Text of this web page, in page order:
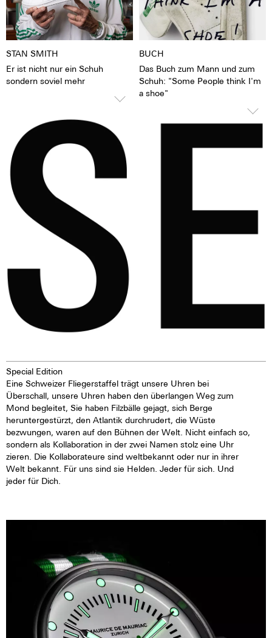
Rückersystem ETACHRON und
Rückerkorrektor
28.800 Halbschwingungen pro
25 Steine
Smith herum gibt das blau
entspiegelte Saphirglas den
Blick auf das pulsierende Kaliber
Seele des mechanischen
Automatikwerkes sehen und
fühlen zu können Die Uhr lebt.
Die Legende lebt. Genau 100
STAN SMITH
Er ist nicht nur ein Schuh
sondern soviel mehr
BUCH
Das Buch zum Mann und zum
Schuh: "Some People think I'm
a shoe"
Special Edition
Eine Schweizer Fliegerstaffel trägt unsere Uhren bei
Überschall, unsere Uhren haben den überlangen Weg zum
Mond begleitet, Sie haben Filzbälle gejagt, sich Berge
heruntergestürzt, den Atlantik durchrudert, die Wüste
bezwungen, waren auf den Bühnen der Welt. Nicht einfach so,
sondern als Kollaboration in der zwei Namen stolz eine Uhr
zieren. Die Kollaborateure sind weltbekannt oder nur in ihrer
Welt bekannt. Für uns sind sie Helden. Jeder für sich. Und
jeder für Dich.